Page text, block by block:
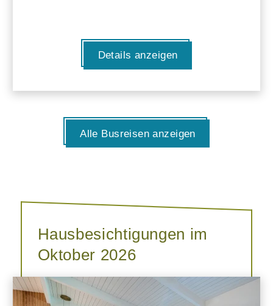
Details anzeigen
Alle Busreisen anzeigen
Hausbesichtigungen im
Oktober 2026